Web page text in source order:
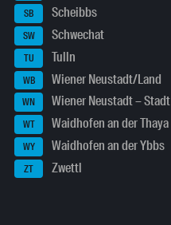
SB Scheibbs
SW Schwechat
TU Tulln
WB Wiener Neustadt/Land
WN Wiener Neustadt – Stadt
WT Waidhofen an der Thaya
WY Waidhofen an der Ybbs
ZT Zwettl